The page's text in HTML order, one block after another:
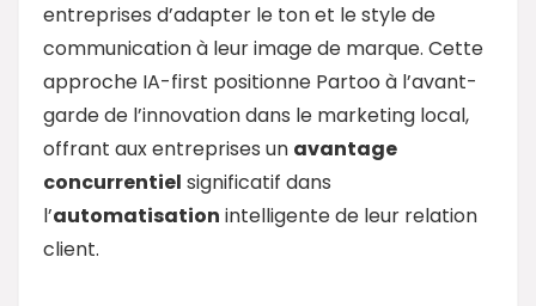
entreprises d’adapter le ton et le style de
communication à leur image de marque. Cette
approche IA-first positionne Partoo à l’avant-
garde de l’innovation dans le marketing local,
offrant aux entreprises un avantage
concurrentiel significatif dans
l’automatisation intelligente de leur relation
client.